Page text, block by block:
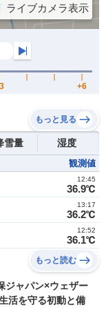
もっと見る
雪量 湿度
観測値
36.9℃
12:45
36.2℃
13:17
36.1℃
12:52
もっと読む
ジャパン×ウェザー
活を守る初動と備